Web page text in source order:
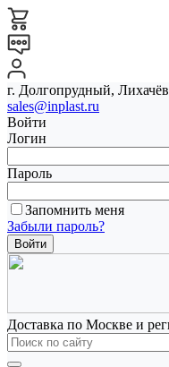
г. Долгопрудный,
sales@inplast.ru
Войти
Логин
Пароль
Запомнить меня
Забыли пароль?
Доставка по Москве и